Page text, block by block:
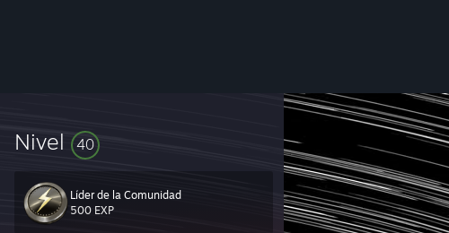
Nivel 40
Líder de la Comunidad
500 EXP